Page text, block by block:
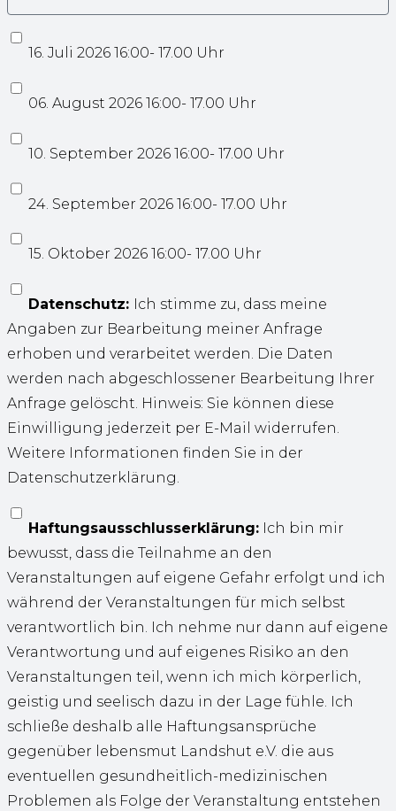
16. Juli 2026 16:00- 17.00 Uhr
06. August 2026 16:00- 17.00 Uhr
10. September 2026 16:00- 17.00 Uhr
24. September 2026 16:00- 17.00 Uhr
15. Oktober 2026 16:00- 17.00 Uhr
Datenschutz: Ich stimme zu, dass meine
Angaben zur Bearbeitung meiner Anfrage
erhoben und verarbeitet werden. Die Daten
werden nach abgeschlossener Bearbeitung Ihrer
Anfrage gelöscht. Hinweis: Sie können diese
Einwilligung jederzeit per E-Mail widerrufen.
Weitere Informationen finden Sie in der
Datenschutzerklärung.
Haftungsausschlusserklärung: Ich bin mir
bewusst, dass die Teilnahme an den
Veranstaltungen auf eigene Gefahr erfolgt und ich
während der Veranstaltungen für mich selbst
verantwortlich bin. Ich nehme nur dann auf eigene
Verantwortung und auf eigenes Risiko an den
Veranstaltungen teil, wenn ich mich körperlich,
geistig und seelisch dazu in der Lage fühle. Ich
schließe deshalb alle Haftungsansprüche
gegenüber lebensmut Landshut e.V. die aus
eventuellen gesundheitlich-medizinischen
Problemen als Folge der Veranstaltung entstehen